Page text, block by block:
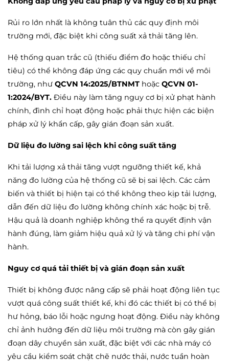
Rủi ro lớn nhất là không tuân thủ các quy định môi
trường mới, đặc biệt khi công suất xả thải tăng lên.
Hệ thống quan trắc cũ (thiếu điểm đo hoặc thiếu chỉ
tiêu) có thể không đáp ứng các quy chuẩn mới về môi
trường, như QCVN 14:2025/BTNMT hoặc QCVN 01-
1:2024/BYT. Điều này làm tăng nguy cơ bị xử phạt hành
chính, đình chỉ hoạt động hoặc phải thực hiện các biện
pháp xử lý khẩn cấp, gây gián đoạn sản xuất.
Dữ liệu đo lường sai lệch khi công suất tăng
Khi tải lượng xả thải tăng vượt ngưỡng thiết kế, khả
năng đo lường của hệ thống cũ sẽ bị sai lệch. Các cảm
biến và thiết bị hiện tại có thể không theo kịp tải lượng,
dẫn đến dữ liệu đo lường không chính xác hoặc bị trễ.
Hậu quả là doanh nghiệp không thể ra quyết định vận
hành đúng, làm giảm hiệu quả xử lý và tăng chi phí vận
hành.
Nguy cơ quá tải thiết bị và gián đoạn sản xuất
Thiết bị không được nâng cấp sẽ phải hoạt động liên tục
vượt quá công suất thiết kế, khi đó các thiết bị có thể bị
hư hỏng, báo lỗi hoặc ngưng hoạt động. Điều này không
chỉ ảnh hưởng đến dữ liệu môi trường mà còn gây gián
đoạn dây chuyền sản xuất, đặc biệt với các nhà máy có
yêu cầu kiểm soát chặt chẽ nước thải, nước tuần hoàn